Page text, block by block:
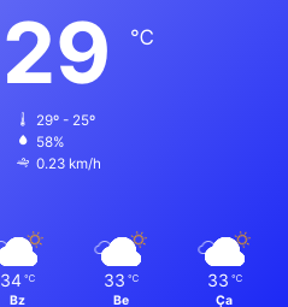
29 ℃
29º - 25º
58%
0.23 km/h
34 ℃
Bz
33 ℃
Be
33 ℃
Ça